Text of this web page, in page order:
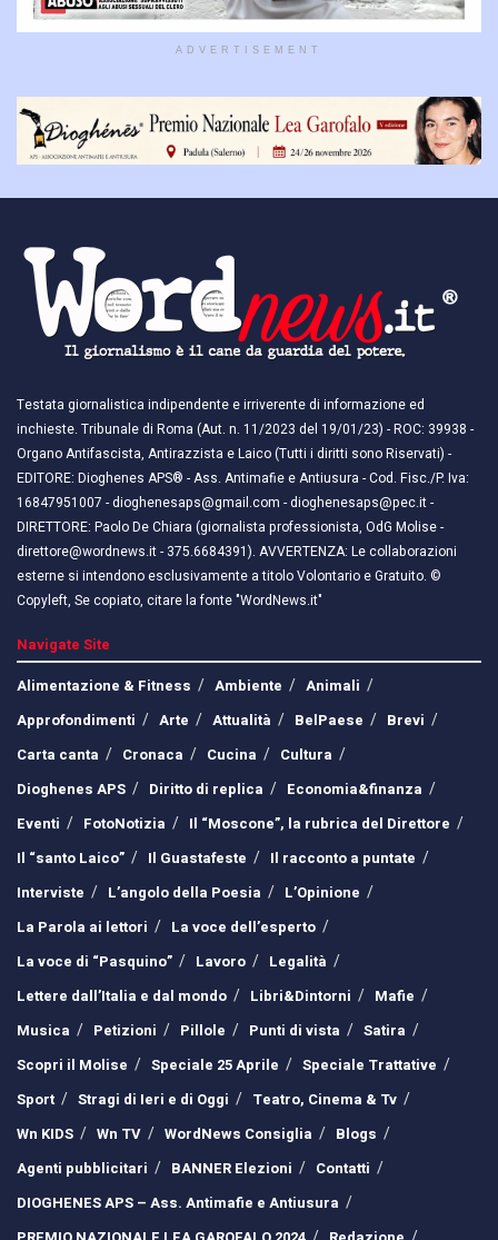
ADVERTISEMENT
Testata giornalistica indipendente e irriverente di informazione ed
inchieste. Tribunale di Roma (Aut. n. 11/2023 del 19/01/23) - ROC: 39938 -
Organo Antifascista, Antirazzista e Laico (Tutti i diritti sono Riservati) -
EDITORE: Dioghenes APS® - Ass. Antimafie e Antiusura - Cod. Fisc./P. Iva:
16847951007 - dioghenesaps@gmail.com - dioghenesaps@pec.it - ​​
DIRETTORE: Paolo De Chiara (giornalista professionista, OdG Molise -
direttore@wordnews.it - ​​375.6684391). AVVERTENZA: Le collaborazioni
esterne si intendono esclusivamente a titolo Volontario e Gratuito. ©
Copyleft, Se copiato, citare la fonte "WordNews.it"
Navigate Site
Alimentazione & Fitness
Ambiente
Animali
Approfondimenti
Arte Attualità BelPaese
Brevi
Carta canta
Cronaca Cucina
Cultura
Dioghenes APS
Diritto di replica
Economia&finanza
Eventi
FotoNotizia
Il “Moscone”, la rubrica del Direttore
Il “santo Laico”
Il Guastafeste
Il racconto a puntate
Interviste
L’angolo della Poesia
L’Opinione
La Parola ai lettori
La voce dell’esperto
La voce di “Pasquino”
Lavoro
Legalità
Lettere dall’Italia e dal mondo
Libri&Dintorni
Mafie
Musica
Petizioni Pillole Punti di vista
Satira
Scopri il Molise
Speciale 25 Aprile
Speciale Trattative
Sport
Stragi di Ieri e di Oggi
Teatro, Cinema & Tv
Wn KIDS
Wn TV WordNews Consiglia
Blogs
Agenti pubblicitari
BANNER Elezioni
Contatti
DIOGHENES APS – Ass. Antimafie e Antiusura